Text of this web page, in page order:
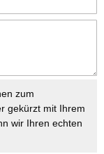
zum
gekürzt mit Ihrem
wir Ihren echten